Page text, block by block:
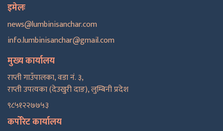
इमेलः
news@lumbinisanchar.com
info.lumbinisanchar@gmail.com
मुख्य कार्यालय
राप्ती गाउँपालका, वडा नं. ३,
राप्ती उपत्यका (देउखुरी दाङ), लुम्बिनी प्रदेश
९८५१२२७७५३
कर्पोरेट कार्यालय